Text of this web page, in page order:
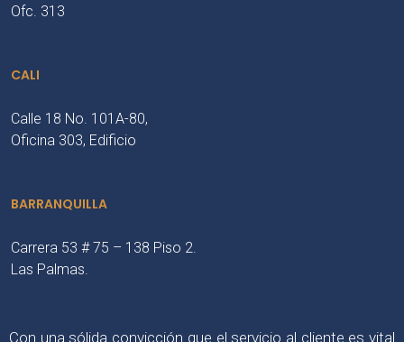
Ofc. 313
CALI
Calle 18 No. 101A-80,
Oficina 303, Edificio
BARRANQUILLA
Carrera 53 # 75 – 138 Piso 2.
Las Palmas.
Con una sólida convicción que el servicio al cliente es vital